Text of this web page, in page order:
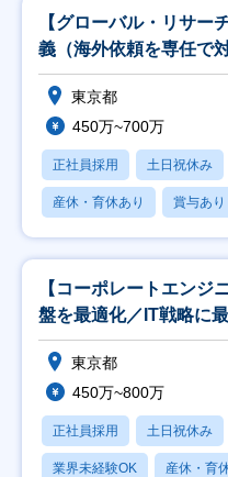
【グローバル・リサー
義（海外依頼を専任で
東京都
450万~700万
正社員採用 土日祝休み
産休・育休あり 賞与あり
【コーポレートエンジ
盤を最適化／IT戦略に
東京都
450万~800万
正社員採用 土日祝休み
業界未経験OK 産休・育